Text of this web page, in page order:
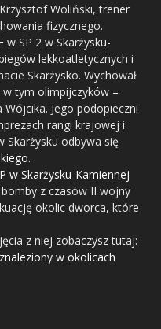
Woliński, trener
fizycznego.
w SP 2 w Skarżysku-
lekkoatletycznych i
Skarżysko. Wychował
tym olimpijczyków –
Wójcika. Jego podopieczni
rangi krajowej i
Skarżysku odbywa się
.
w Skarżysku-Kamiennej
z czasów II wojny
okolic dworca, które
z niej zobaczysz tutaj:
w okolicach